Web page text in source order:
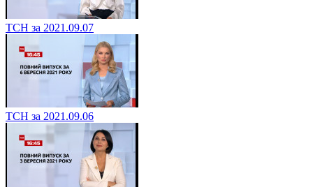
ТСН за 2021.09.07
ТСН за 2021.09.06